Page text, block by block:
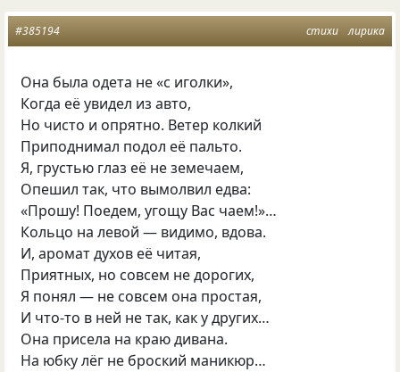
стихи лирика
#385194
Она была одета не «с иголки»,
Когда её увидел из авто,
Но чисто и опрятно. Ветер колкий
Приподнимал подол её пальто.
Я, грустью глаз её не земечаем,
Опешил так, что вымолвил едва:
«Прошу! Поедем, угощу Вас чаем!»…
Кольцо на левой — видимо, вдова.
И, аромат духов её читая,
Приятных, но совсем не дорогих,
Я понял — не совсем она простая,
И что-то в ней не так, как у других…
Она присела на краю дивана.
На юбку лёг не броский маникюр…